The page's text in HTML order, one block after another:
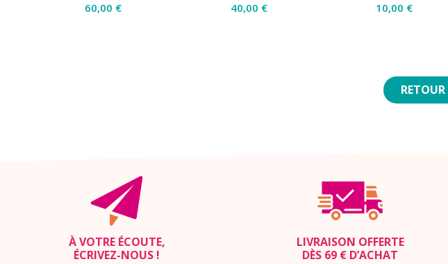
60,00 € 40,00 € 10,00 €
À VOTRE ÉCOUTE,
ÉCRIVEZ-NOUS !
LIVRAISON OFFERTE
DÈS 69 € D’ACHAT